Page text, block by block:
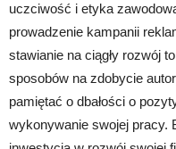
uczciwość i etyka
prowadzenie kampanii
stawianie na ciągły rozwój
sposobów na zdobycie
pamiętać o dbałości o
wykonywanie swojej pracy.